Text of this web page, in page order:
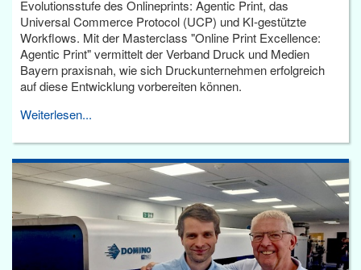
Evolutionsstufe des Onlineprints: Agentic Print, das
Universal Commerce Protocol (UCP) und KI-gestützte
Workflows. Mit der Masterclass "Online Print Excellence:
Agentic Print" vermittelt der Verband Druck und Medien
Bayern praxisnah, wie sich Druckunternehmen erfolgreich
auf diese Entwicklung vorbereiten können.
Weiterlesen...